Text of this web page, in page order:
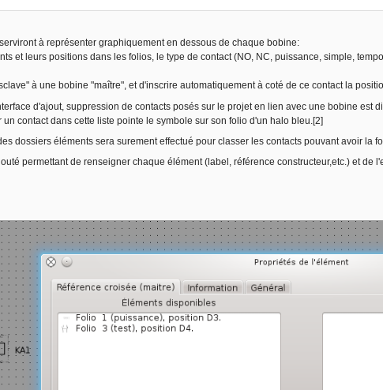
à représenter graphiquement en dessous de chaque bobine:
et leurs positions dans les folios, le type de contact (NO, NC, puissance, simple,
à une bobine "maître", et d'inscrire automatiquement à coté de ce contact la
d'ajout, suppression de contacts posés sur le projet en lien avec une bobine est
un contact dans cette liste pointe le symbole sur son folio d'un halo bleu.[2]
dossiers éléments sera surement effectué pour classer les contacts pouvant avoir la
permettant de renseigner chaque élément (label, référence constructeur,etc.) et de